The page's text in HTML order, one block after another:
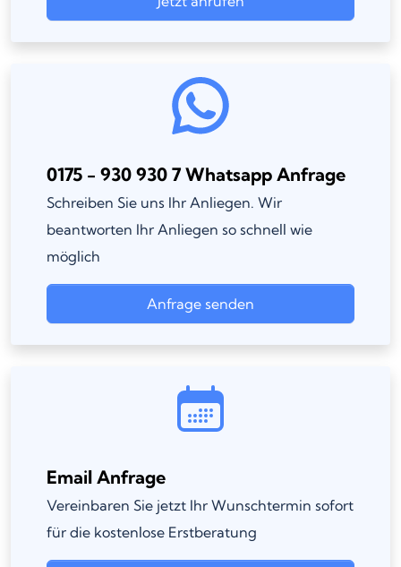
0175 - 930 930 7 Whatsapp Anfrage
Schreiben Sie uns Ihr Anliegen. Wir
beantworten Ihr Anliegen so schnell wie
möglich
Anfrage senden
Email Anfrage
Vereinbaren Sie jetzt Ihr Wunschtermin sofort
für die kostenlose Erstberatung